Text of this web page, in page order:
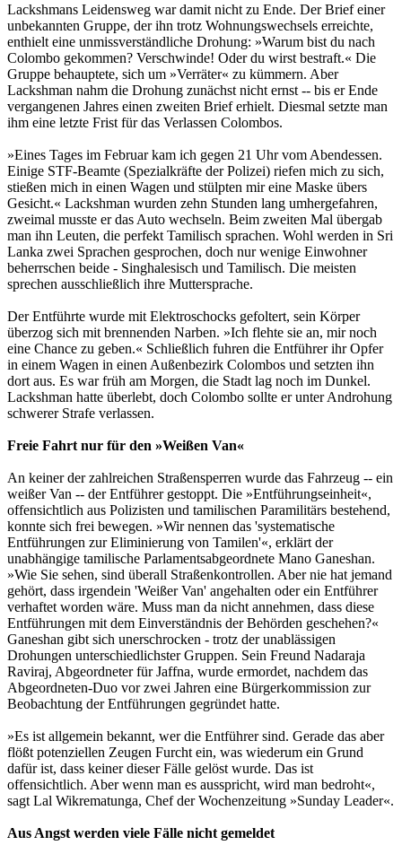
Lackshmans Leidensweg war damit nicht zu Ende. Der Brief einer
unbekannten Gruppe, der ihn trotz Wohnungswechsels erreichte,
enthielt eine unmissverständliche Drohung: »Warum bist du nach
Colombo gekommen? Verschwinde! Oder du wirst bestraft.« Die
Gruppe behauptete, sich um »Verräter« zu kümmern. Aber
Lackshman nahm die Drohung zunächst nicht ernst -- bis er Ende
vergangenen Jahres einen zweiten Brief erhielt. Diesmal setzte man
ihm eine letzte Frist für das Verlassen Colombos.
»Eines Tages im Februar kam ich gegen 21 Uhr vom Abendessen.
Einige STF-Beamte (Spezialkräfte der Polizei) riefen mich zu sich,
stießen mich in einen Wagen und stülpten mir eine Maske übers
Gesicht.« Lackshman wurden zehn Stunden lang umhergefahren,
zweimal musste er das Auto wechseln. Beim zweiten Mal übergab
man ihn Leuten, die perfekt Tamilisch sprachen. Wohl werden in Sri
Lanka zwei Sprachen gesprochen, doch nur wenige Einwohner
beherrschen beide - Singhalesisch und Tamilisch. Die meisten
sprechen ausschließlich ihre Muttersprache.
Der Entführte wurde mit Elektroschocks gefoltert, sein Körper
überzog sich mit brennenden Narben. »Ich flehte sie an, mir noch
eine Chance zu geben.« Schließlich fuhren die Entführer ihr Opfer
in einem Wagen in einen Außenbezirk Colombos und setzten ihn
dort aus. Es war früh am Morgen, die Stadt lag noch im Dunkel.
Lackshman hatte überlebt, doch Colombo sollte er unter Androhung
schwerer Strafe verlassen.
Freie Fahrt nur für den »Weißen Van«
An keiner der zahlreichen Straßensperren wurde das Fahrzeug -- ein
weißer Van -- der Entführer gestoppt. Die »Entführungseinheit«,
offensichtlich aus Polizisten und tamilischen Paramilitärs bestehend,
konnte sich frei bewegen. »Wir nennen das 'systematische
Entführungen zur Eliminierung von Tamilen'«, erklärt der
unabhängige tamilische Parlamentsabgeordnete Mano Ganeshan.
»Wie Sie sehen, sind überall Straßenkontrollen. Aber nie hat jemand
gehört, dass irgendein 'Weißer Van' angehalten oder ein Entführer
verhaftet worden wäre. Muss man da nicht annehmen, dass diese
Entführungen mit dem Einverständnis der Behörden geschehen?«
Ganeshan gibt sich unerschrocken - trotz der unablässigen
Drohungen unterschiedlichster Gruppen. Sein Freund Nadaraja
Raviraj, Abgeordneter für Jaffna, wurde ermordet, nachdem das
Abgeordneten-Duo vor zwei Jahren eine Bürgerkommission zur
Beobachtung der Entführungen gegründet hatte.
»Es ist allgemein bekannt, wer die Entführer sind. Gerade das aber
flößt potenziellen Zeugen Furcht ein, was wiederum ein Grund
dafür ist, dass keiner dieser Fälle gelöst wurde. Das ist
offensichtlich. Aber wenn man es ausspricht, wird man bedroht«,
sagt Lal Wikrematunga, Chef der Wochenzeitung »Sunday Leader«.
Aus Angst werden viele Fälle nicht gemeldet